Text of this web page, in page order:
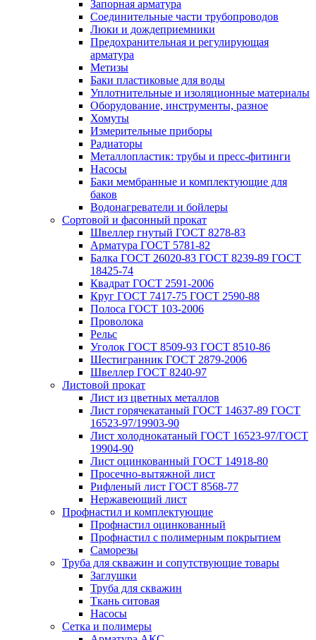
Запорная арматура
Соединительные части трубопроводов
Люки и дождеприемники
Предохранительная и регулирующая
арматура
Метизы
Баки пластиковые для воды
Уплотнительные и изоляционные материалы
Оборудование, инструменты, разное
Хомуты
Измерительные приборы
Радиаторы
Металлопластик: трубы и пресс-фитинги
Насосы
Баки мембранные и комплектующие для
баков
Водонагреватели и бойлеры
Сортовой и фасонный прокат
Швеллер гнутый ГОСТ 8278-83
Арматура ГОСТ 5781-82
Балка ГОСТ 26020-83 ГОСТ 8239-89 ГОСТ
18425-74
Квадрат ГОСТ 2591-2006
Круг ГОСТ 7417-75 ГОСТ 2590-88
Полоса ГОСТ 103-2006
Проволока
Рельс
Уголок ГОСТ 8509-93 ГОСТ 8510-86
Шестигранник ГОСТ 2879-2006
Швеллер ГОСТ 8240-97
Листовой прокат
Лист из цветных металлов
Лист горячекатаный ГОСТ 14637-89 ГОСТ
16523-97/19903-90
Лист холоднокатаный ГОСТ 16523-97/ГОСТ
19904-90
Лист оцинкованный ГОСТ 14918-80
Просечно-вытяжной лист
Рифленый лист ГОСТ 8568-77
Нержавеющий лист
Профнастил и комплектующие
Профнастил оцинкованный
Профнастил с полимерным покрытием
Саморезы
Труба для скважин и сопутствующие товары
Заглушки
Труба для скважин
Ткань ситовая
Насосы
Сетка и полимеры